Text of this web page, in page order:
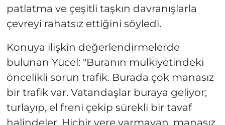
patlatma ve çeşitli taşkın davranışlarla
çevreyi rahatsız ettiğini söyledi.
Konuya ilişkin değerlendirmelerde
bulunan Yücel: "Buranın mülkiyetindeki
öncelikli sorun trafik. Burada çok manasız
bir trafik var. Vatandaşlar buraya geliyor;
turlayıp, el freni çekip sürekli bir tavaf